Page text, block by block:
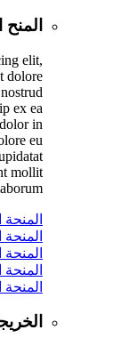
elit,
dolore
ex ea
in
eu
mollit
المنحة
المنحة